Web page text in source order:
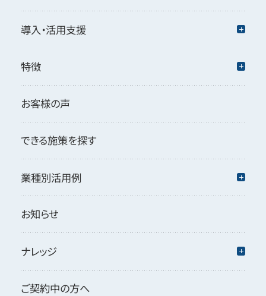
導入・活用支援
特徴
お客様の声
できる施策を探す
業種別活用例
お知らせ
ナレッジ
ご契約中の方へ